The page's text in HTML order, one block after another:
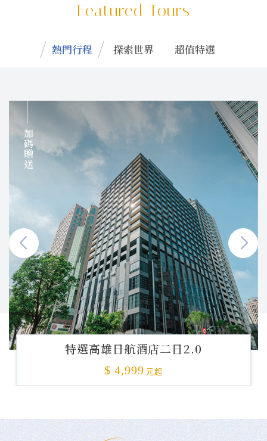
Featured Tours
熱門行程 探索世界 超值特選
加碼贈送
特選高雄日航酒店二日2.0
$ 4,999 元起